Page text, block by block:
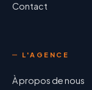
Contact
L'AGENCE
À propos de nous